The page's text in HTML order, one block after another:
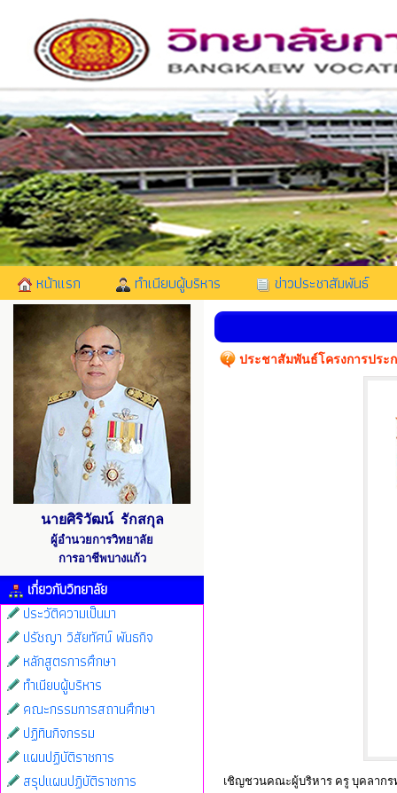
หน้าแรก ทำเนียบผู้บริหาร ข่าวประชาสัมพันธ์
นายศิริวัฒน์ รักสกุล
ผู้อำนวยการวิทยาลัย
การอาชีพบางแก้ว
เกี่ยวกับวิทยาลัย
ประวัติความเป็นมา
ปรัชญา วิสัยทัศน์ พันธกิจ
หลักสูตรการศึกษา
ทำเนียบผู้บริหาร
คณะกรรมการสถานศึกษา
ปฏิทินกิจกรรม
แผนปฏิบัติราชการ
สรุปแผนปฏิบัติราชการ
ประชาสัมพันธ์โครงการประก
เชิญชวนคณะผู้บริหาร ครู บุคลากร